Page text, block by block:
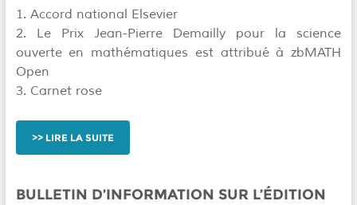
1. Accord national Elsevier
2. Le Prix Jean-Pierre Demailly pour la science
ouverte en mathématiques est attribué à zbMATH
Open
3. Carnet rose
LIRE LA SUITE
BULLETIN D’INFORMATION SUR L’ÉDITION